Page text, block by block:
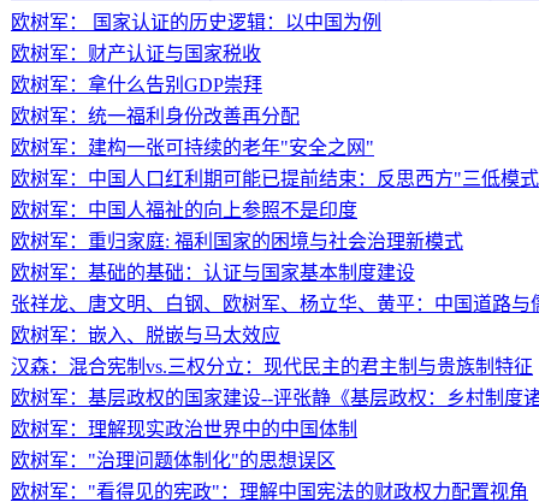
欧树军： 国家认证的历史逻辑：以中国为例
欧树军：财产认证与国家税收
欧树军：拿什么告别GDP崇拜
欧树军：统一福利身份改善再分配
欧树军：建构一张可持续的老年"安全之网"
欧树军：中国人口红利期可能已提前结束：反思西方"三低模
欧树军：中国人福祉的向上参照不是印度
欧树军：重归家庭: 福利国家的困境与社会治理新模式
欧树军：基础的基础：认证与国家基本制度建设
张祥龙、唐文明、白钢、欧树军、杨立华、黄平：中国道路与
欧树军：嵌入、脱嵌与马太效应
汉森：混合宪制vs.三权分立：现代民主的君主制与贵族制特征
欧树军：基层政权的国家建设--评张静《基层政权：乡村制度
欧树军：理解现实政治世界中的中国体制
欧树军："治理问题体制化"的思想误区
欧树军："看得见的宪政"：理解中国宪法的财政权力配置视角